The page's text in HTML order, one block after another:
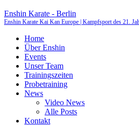
Enshin Karate - Berlin
Enshin Karate Kai Kan Europe | Kampfsport des 21.
Home
Über Enshin
Events
Unser Team
Trainingszeiten
Probetraining
News
Video News
Alle Posts
Kontakt